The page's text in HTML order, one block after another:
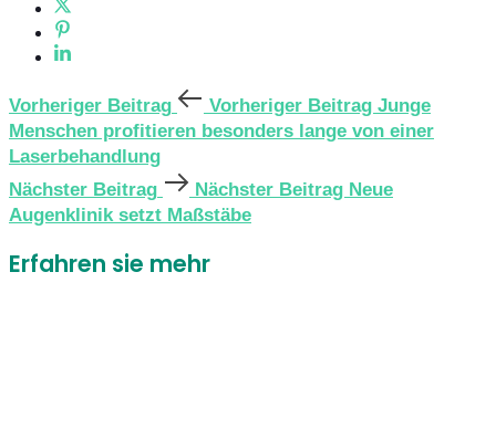
Vorheriger Beitrag Vorheriger Beitrag Junge
Menschen profitieren besonders lange von einer
Laserbehandlung
Nächster Beitrag
Nächster Beitrag Neue
Augenklinik setzt Maßstäbe
Erfahren sie mehr